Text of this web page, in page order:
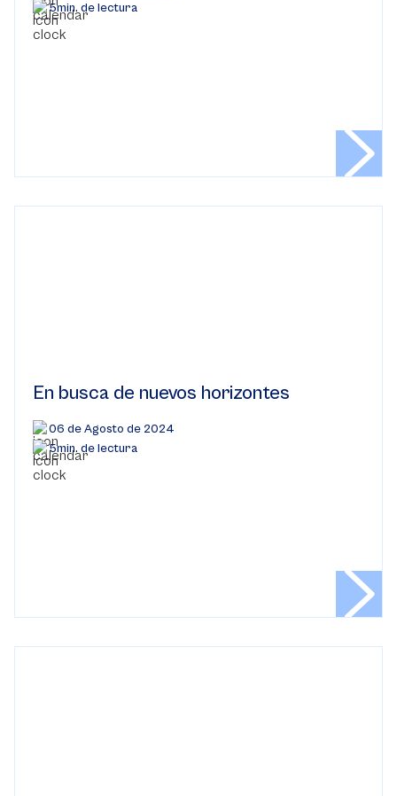
5min. de lectura
En busca de nuevos horizontes
06 de Agosto de 2024
5min. de lectura